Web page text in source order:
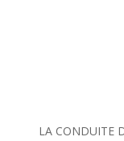
LA CONDUITE